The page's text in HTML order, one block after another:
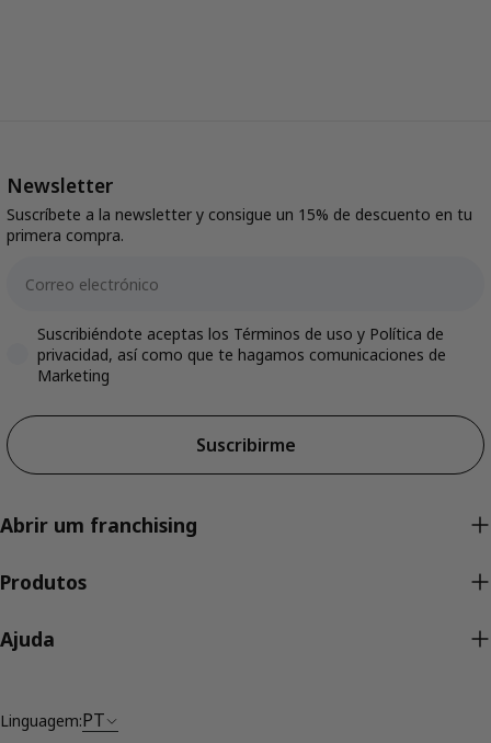
Newsletter
Suscríbete a la newsletter y consigue un 15% de descuento en tu
primera compra.
Accepts marketing
Suscribiéndote aceptas los Términos de uso y Política de
privacidad, así como que te hagamos comunicaciones de
Marketing
Suscribirme
Abrir um franchising
Produtos
Ajuda
Linguagem:PT